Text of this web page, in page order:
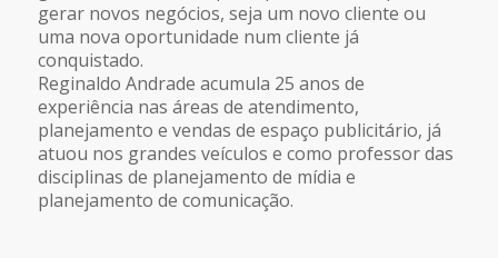
gerar novos negócios, seja um novo cliente ou
uma nova oportunidade num cliente já
conquistado.
Reginaldo Andrade acumula 25 anos de
experiência nas áreas de atendimento,
planejamento e vendas de espaço publicitário, já
atuou nos grandes veículos e como professor das
disciplinas de planejamento de mídia e
planejamento de comunicação.